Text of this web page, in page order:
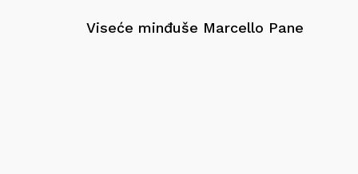
Viseće minđuše Marcello Pane